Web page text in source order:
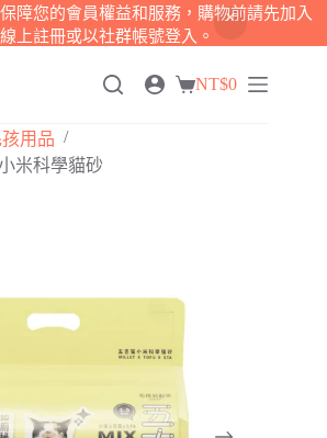
障您的會員權益和服務，購物前請先加入
上註冊或以社群帳號登入。
購
NT$0
用品 /
米科學貓砂